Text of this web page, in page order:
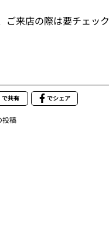
ご来店の際は要チェッ
で共有 でシェア
投稿